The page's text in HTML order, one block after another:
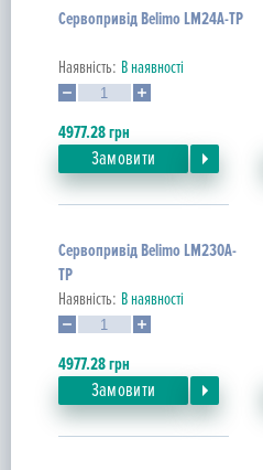
Сервопривід Belimo LM24A-TP
Наявність: В наявності
4977.28грн
Замовити
Сервопривід Belimo LM230A-
TP
Наявність: В наявності
4977.28грн
Замовити